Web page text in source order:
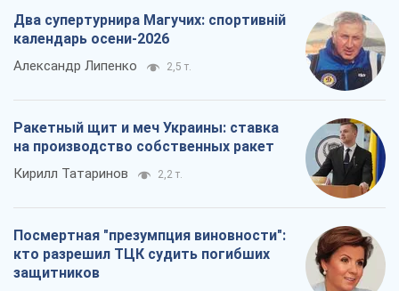
Два супертурнира Магучих: спортивній
календарь осени-2026
Александр Липенко 2,5 т.
Ракетный щит и меч Украины: ставка
на производство собственных ракет
Кирилл Татаринов 2,2 т.
Посмертная "презумпция виновности":
кто разрешил ТЦК судить погибших
защитников